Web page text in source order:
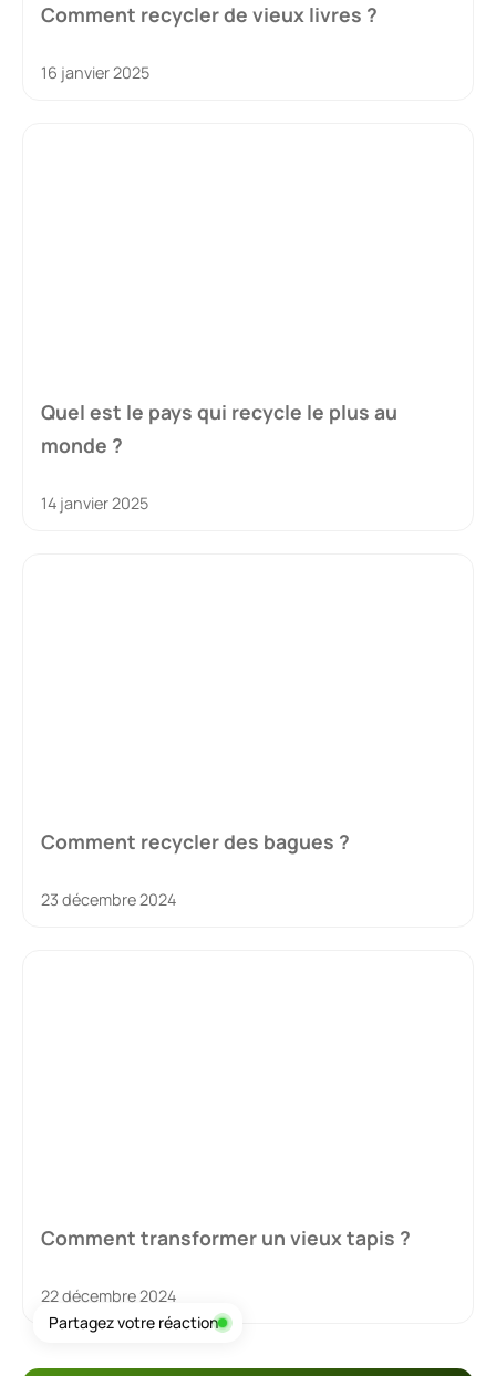
Comment recycler de vieux livres ?
16 janvier 2025
Quel est le pays qui recycle le plus au
monde ?
14 janvier 2025
Comment recycler des bagues ?
23 décembre 2024
Comment transformer un vieux tapis ?
22 décembre 2024
Partagez votre réaction